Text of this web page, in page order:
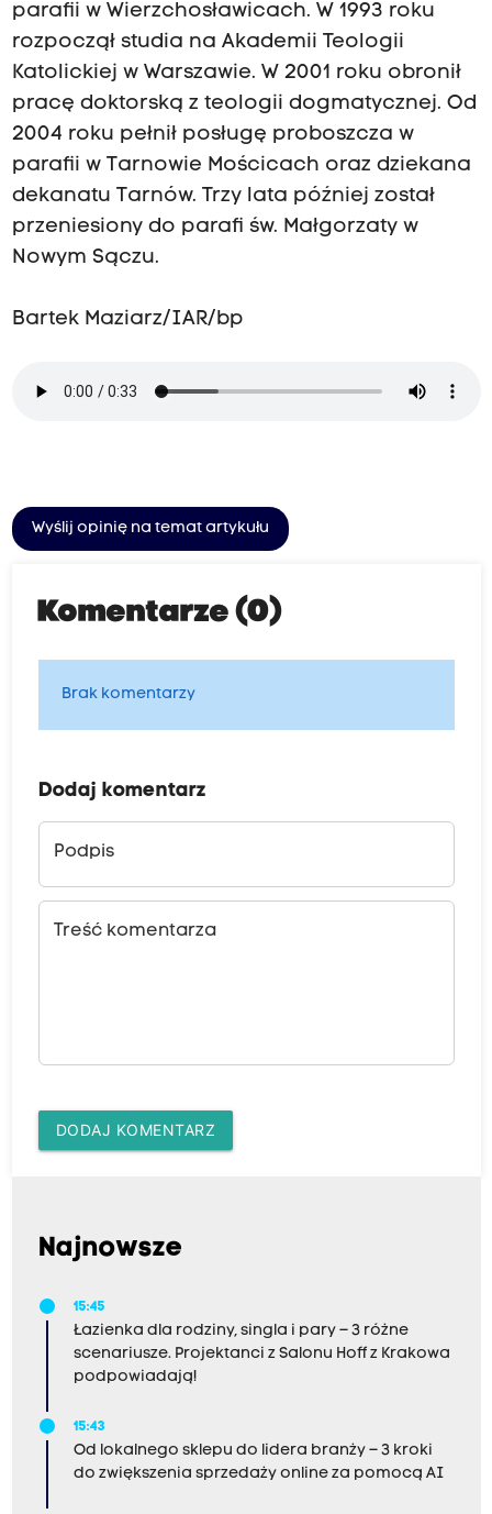
parafii w Wierzchosławicach. W 1993 roku
rozpoczął studia na Akademii Teologii
Katolickiej w Warszawie. W 2001 roku obronił
pracę doktorską z teologii dogmatycznej. Od
2004 roku pełnił posługę proboszcza w
parafii w Tarnowie Mościcach oraz dziekana
dekanatu Tarnów. Trzy lata później został
przeniesiony do parafi św. Małgorzaty w
Nowym Sączu.
Bartek Maziarz/IAR/bp
Wyślij opinię na temat artykułu
Komentarze (0)
Brak komentarzy
Dodaj komentarz
Podpis
Treść komentarza
DODAJ KOMENTARZ
Najnowsze
15:45
Łazienka dla rodziny, singla i pary – 3 różne
scenariusze. Projektanci z Salonu Hoff z Krakowa
podpowiadają!
15:43
Od lokalnego sklepu do lidera branży – 3 kroki
do zwiększenia sprzedaży online za pomocą AI